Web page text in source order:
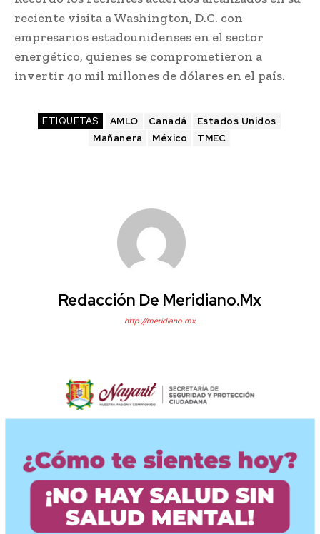
reciente visita a Washington, D.C. con
empresarios estadounidenses en el sector
energético, quienes se comprometieron a
invertir 40 mil millones de dólares en el país.
ETIQUETAS AMLO Canadá
Estados Unidos
Mañanera
México TMEC
Redacción De Meridiano.mx
http://meridiano.mx